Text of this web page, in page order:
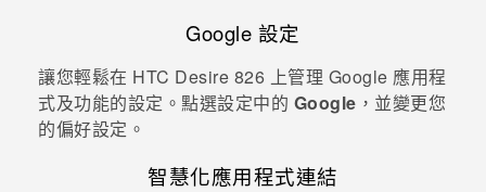
Google 設定
讓您輕鬆在 HTC Desire 826 上管理 Google 應用程
式及功能的設定。點選設定中的 Google ，並變更您
的偏好設定。
智慧化應用程式連結